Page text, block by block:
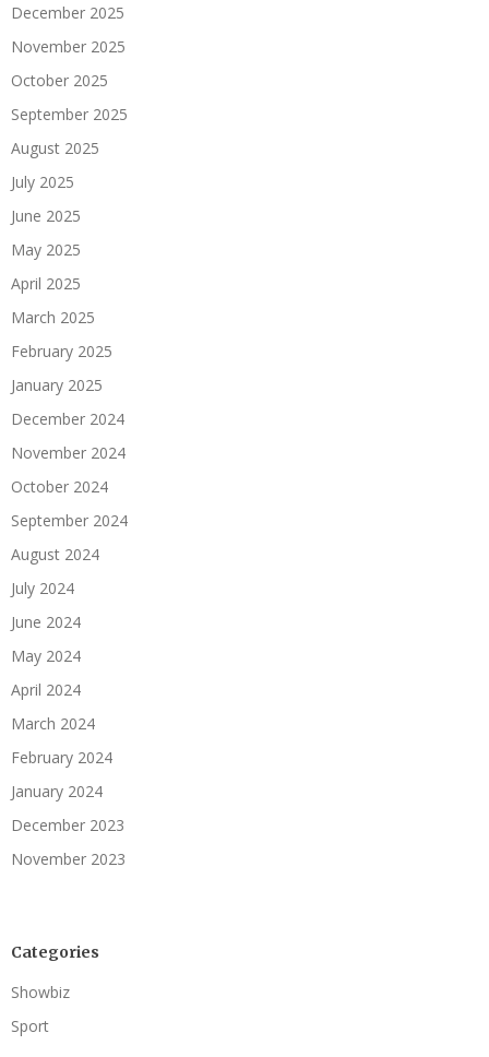
December 2025
November 2025
October 2025
September 2025
August 2025
July 2025
June 2025
May 2025
April 2025
March 2025
February 2025
January 2025
December 2024
November 2024
October 2024
September 2024
August 2024
July 2024
June 2024
May 2024
April 2024
March 2024
February 2024
January 2024
December 2023
November 2023
Categories
Showbiz
Sport